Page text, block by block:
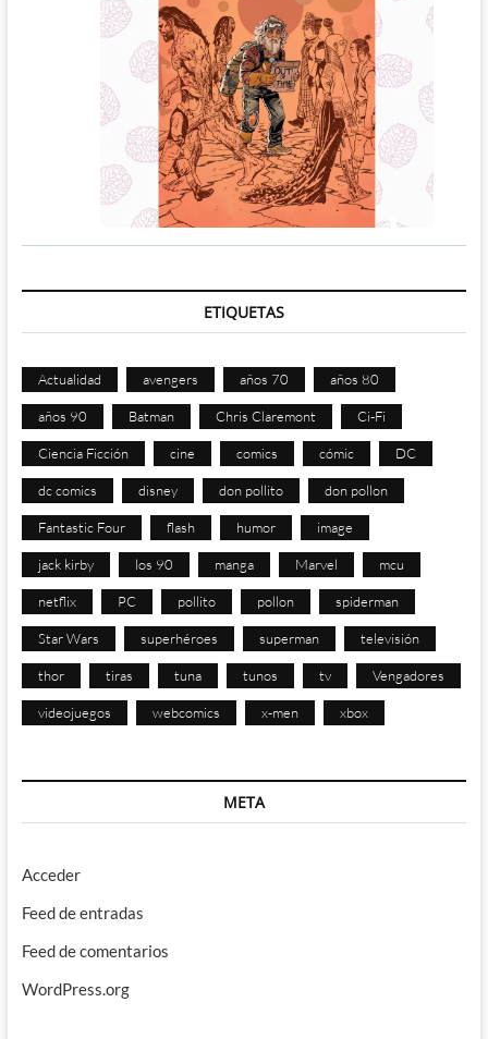
ETIQUETAS
Actualidad avengers años 70 años 80
años 90 Batman Chris Claremont Ci-Fi
Ciencia Ficción cine comics cómic DC
dc comics disney don pollito don pollon
Fantastic Four flash humor image
jack kirby los 90 manga Marvel mcu
netflix PC pollito pollon spiderman
Star Wars superhéroes superman televisión
thor tiras tuna tunos tv Vengadores
videojuegos webcomics x-men xbox
META
Acceder
Feed de entradas
Feed de comentarios
WordPress.org